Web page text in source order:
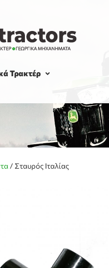
Τρακτέρ
/ Σταυρός Ιταλίας